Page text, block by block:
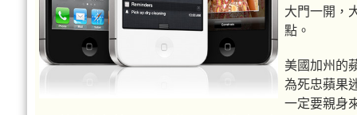
大門一開，
點。
美國加州的
為死忠蘋果
一定要親身